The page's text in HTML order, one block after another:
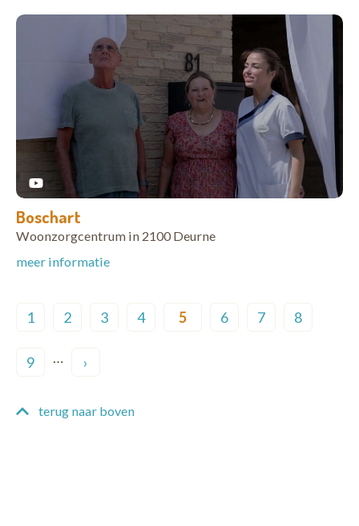
Boschart
Woonzorgcentrum in 2100 Deurne
meer informatie
1 2 3 4 5 6 7 8
9
…
›
terug naar boven